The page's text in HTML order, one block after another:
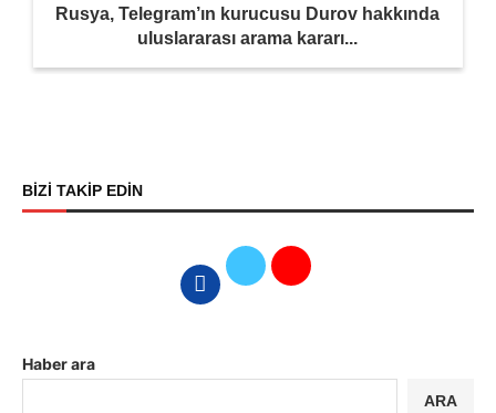
Rusya, Telegram’ın kurucusu Durov hakkında
uluslararası arama kararı...
BİZİ TAKİP EDİN
Haber ara
ARA